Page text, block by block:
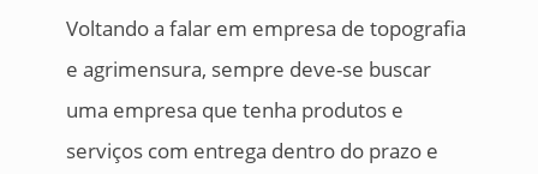
Voltando a falar em empresa de topografia
e agrimensura, sempre deve-se buscar
uma empresa que tenha produtos e
serviços com entrega dentro do prazo e